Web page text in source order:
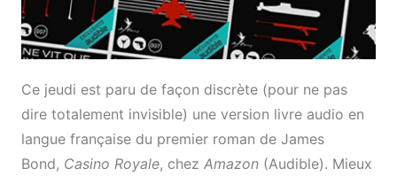
Ce jeudi est paru de façon discrète (pour ne pas
dire totalement invisible) une version livre audio en
langue française du premier roman de James
Bond, Casino Royale, chez Amazon(Audible). Mieux